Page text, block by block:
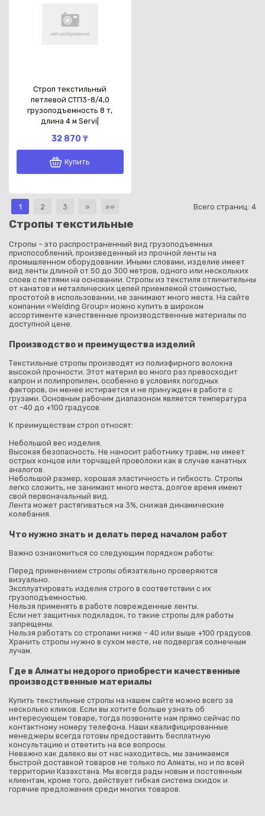
Строп текстильный
петлевой СТП3-8/4,0
грузоподъемность 8 т,
длина 4 м Servi|
32 870 ₸
Купить
Всего страниц: 4
1 2 3 » »»
Стропы текстильные
Стропы – это распространенный вид грузоподъемных
приспособлений, произведенный из прочной ленты на
промышленном оборудовании. Иными словами, изделие имеет
вид ленты длиной от 50 до 300 метров, одного или нескольких
слоев с петлями на основании. Стропы из текстиля отличительны
от канатов и металлических цепей приемлемой стоимостью,
простотой в использовании, не занимают много места. На сайте
компании «Welding Group» можно купить в широком
ассортименте качественные производственные материалы по
доступной цене.
Производство и преимущества изделий
Текстильные стропы производят из полиэфирного волокна
высокой прочности. Этот материл во много раз превосходит
капрон и полипропилен, особенно в условиях погодных
факторов, он менее истирается и не принужден в работе с
грузами. Основным рабочим диапазоном является температура
от -40 до +100 градусов.
К преимуществам строп относят:
Небольшой вес изделия.
Высокая безопасность. Не наносит работнику травм, не имеет
острых концов или торчащей проволоки как в случае канатных
аналогов.
Небольшой размер, хорошая эластичность и гибкость. Стропы
легко сложить, не занимают много места, долгое время имеют
свой первоначальный вид.
Лента может растягиваться на 3%, снижая динамические
колебания.
Что нужно знать и делать перед началом работ
Важно ознакомиться со следующим порядком работы:
Перед применением стропы обязательно проверяются
визуально.
Эксплуатировать изделия строго в соответствии с их
грузоподъемностью.
Нельзя применять в работе поврежденные ленты.
Если нет защитных подкладок, то такие стропы для работы
запрещены.
Нельзя работать со стропами ниже – 40 или выше +100 градусов.
Хранить стропы нужно в сухом месте, не подвергая солнечным
лучам.
Где в Алматы недорого приобрести качественные
производственные материалы
Купить текстильные стропы на нашем сайте можно всего за
несколько кликов. Если вы хотите больше узнать об
интересующем товаре, тогда позвоните нам прямо сейчас по
контактному номеру телефона. Наши квалифицированные
менеджеры всегда готовы предоставить бесплатную
консультацию и ответить на все вопросы.
Неважно как далеко вы от нас находитесь, мы занимаемся
быстрой доставкой товаров не только по Алматы, но и по всей
территории Казахстана. Мы всегда рады новым и постоянным
клиентам, кроме того, действует гибкая система скидок и
горячие предложения среди многих товаров.